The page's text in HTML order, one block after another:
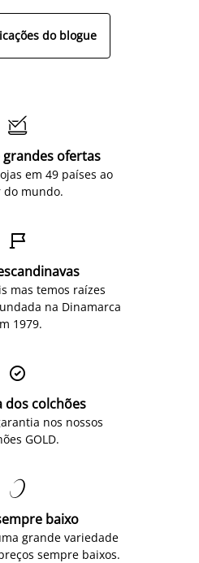
do blogue

grandes ofertas
em 49 países ao
do mundo.

mas temos raízes
na Dinamarca
1979.

dos colchões
nos nossos
GOLD.

baixo
grande variedade
sempre baixos.